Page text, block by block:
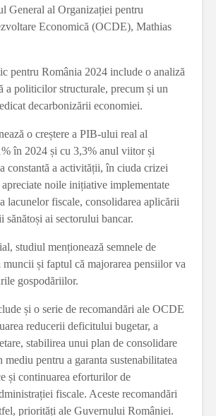
General al Organizației pentru
Economică (OCDE), Mathias
pentru România 2024 include o analiză
a politicilor structurale, precum și un
decarbonizării economiei.
o creștere a PIB-ului real al
în 2024 și cu 3,3% anul viitor și
constantă a activității, în ciuda crizei
noile inițiative implementate
lacunelor fiscale, consolidarea aplicării
ai sectorului bancar.
studiul menționează semnele de
muncii și faptul că majorarea pensiilor va
gospodăriilor.
și o serie de recomandări ale OCDE
reducerii deficitului bugetar, a
stabilirea unui plan de consolidare
mediu pentru a garanta sustenabilitatea
și continuarea eforturilor de
fiscale. Aceste recomandări
priorități ale Guvernului României.